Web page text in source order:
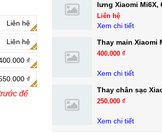
Liên hệ
Liên hệ
₫
₫
để
lưng Xiaomi Mi6X,
Liên hệ
Xem chi tiết
Thay main Xiaomi
400.000 ₫
Xem chi tiết
Thay chân sạc
250.000 ₫
Xem chi tiết